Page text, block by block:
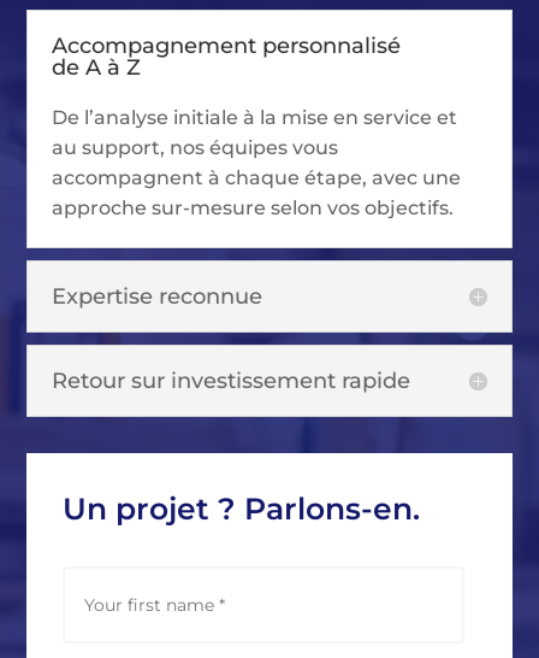
Accompagnement personnalisé
de A à Z
De l’analyse initiale à la mise en service et
au support, nos équipes vous
accompagnent à chaque étape, avec une
approche sur-mesure selon vos objectifs.
Expertise reconnue
Retour sur investissement rapide
Un projet ? Parlons-en.